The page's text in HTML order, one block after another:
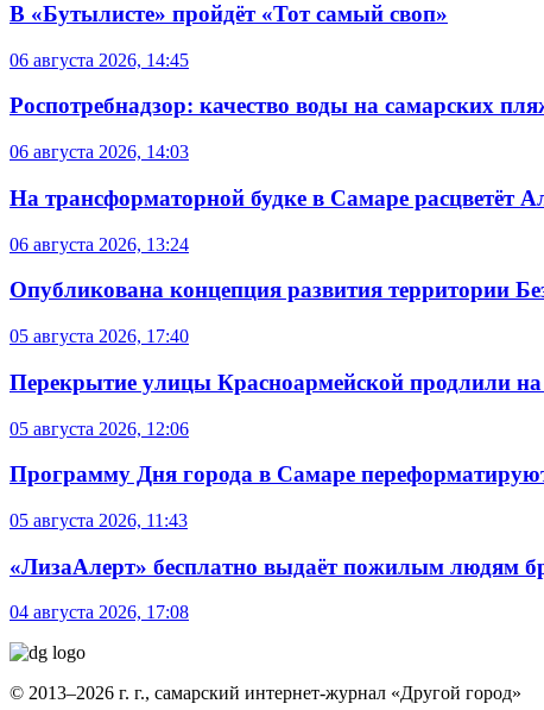
В «Бутылисте» пройдёт «Тот самый своп»
06 августа 2026, 14:45
Роспотребнадзор: качество воды на самарских
06 августа 2026, 14:03
На трансформаторной будке в Самаре расцветёт
06 августа 2026, 13:24
Опубликована концепция развития территории
05 августа 2026, 17:40
Перекрытие улицы Красноармейской продлили на
05 августа 2026, 12:06
Программу Дня города в Самаре
05 августа 2026, 11:43
«ЛизаАлерт» бесплатно выдаёт пожилым людям
04 августа 2026, 17:08
© 2013–2026 г. г., самарский интернет-журнал «Другой город»